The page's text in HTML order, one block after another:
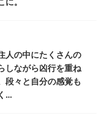
人の中にたくさんの
しながら凶行を重ね
段々と自分の感覚も
…